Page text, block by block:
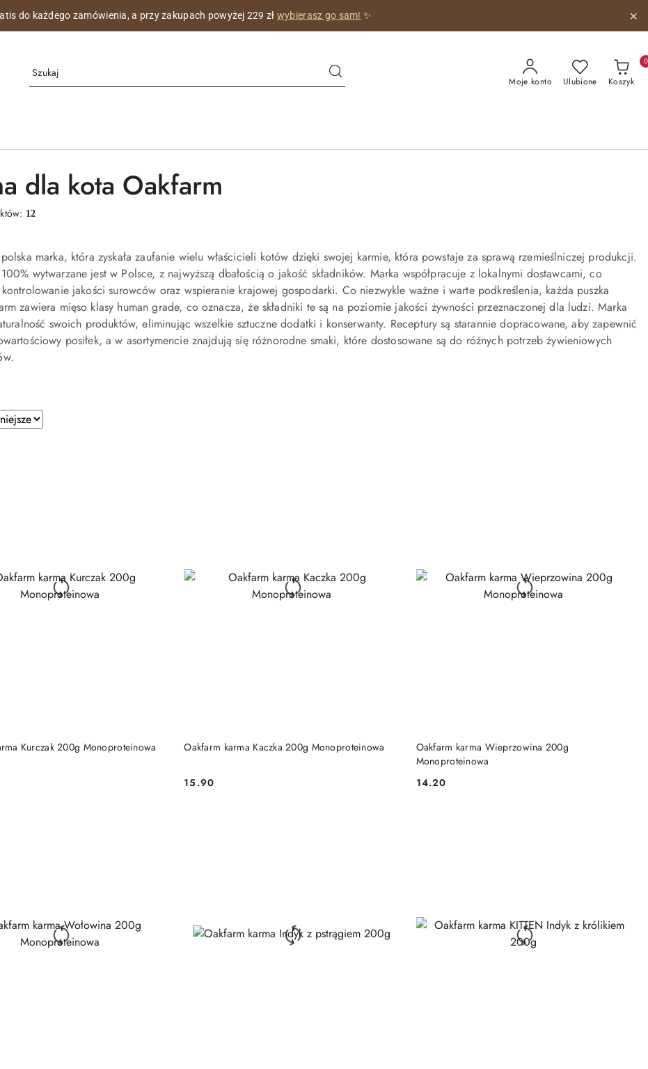
do każdego zamówienia, a przy zakupach powyżej 229 zł wybierasz go sam! ✨
Moje konto Ulubione Koszyk
0
dla kota Oakfarm
12
marka, która zyskała zaufanie wielu właścicieli kotów dzięki swojej karmie, która powstaje za sprawą rzemieślniczej produkcji.
wytwarzane jest w Polsce, z najwyższą dbałością o jakość składników. Marka współpracuje z lokalnymi dostawcami, co
jakości surowców oraz wspieranie krajowej gospodarki. Co niezwykle ważne i warte podkreślenia, każda puszka
zawiera mięso klasy human grade, co oznacza, że składniki te są na poziomie jakości żywności przeznaczonej dla ludzi. Marka
swoich produktów, eliminując wszelkie sztuczne dodatki i konserwanty. Receptury są starannie dopracowane, aby zapewnić
posiłek, a w asortymencie znajdują się różnorodne smaki, które dostosowane są do różnych potrzeb żywieniowych
Kurczak 200g Monoproteinowa
DO KOSZYKA Oakfarm karma Kaczka 200g Monoproteinowa
Cena:
15.90
DO KOSZYKA
Oakfarm karma Wieprzowina 200g
Monoproteinowa
Cena:
14.20
DO KOSZYKA